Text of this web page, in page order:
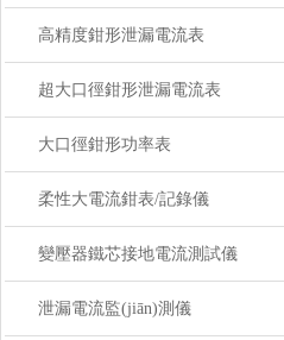
高精度鉗形泄漏電流表
超大口徑鉗形泄漏電流表
大口徑鉗形功率表
柔性大電流鉗表/記錄儀
變壓器鐵芯接地電流測試儀
泄漏電流監(jiān)測儀